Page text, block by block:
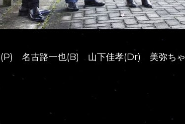
名古路一也(B) 山下佳孝(Dr) 美弥ちゃ